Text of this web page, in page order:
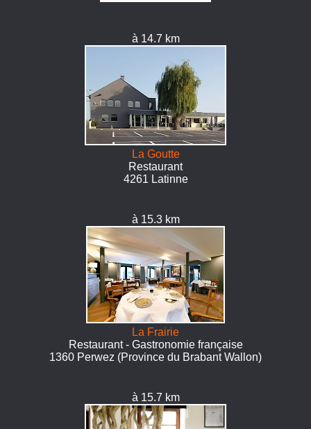
à 14.7 km
La Goutte
Restaurant
4261 Latinne
à 15.3 km
La Frairie
Restaurant - Gastronomie française
1360 Perwez (Province du Brabant Wallon)
à 15.7 km